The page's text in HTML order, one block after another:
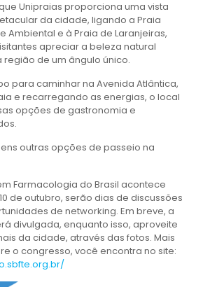
Unipraias proporciona uma vista
da cidade, ligando a Praia
Ambiental e à Praia de Laranjeiras,
apreciar a beleza natural
de um ângulo único.
para caminhar na Avenida Atlântica,
e recarregando as energias, o local
opções de gastronomia e
outras opções de passeio na
Farmacologia do Brasil acontece
de outubro, serão dias de discussões
de networking. Em breve, a
divulgada, enquanto isso, aproveite
da cidade, através das fotos. Mais
o congresso, você encontra no site: